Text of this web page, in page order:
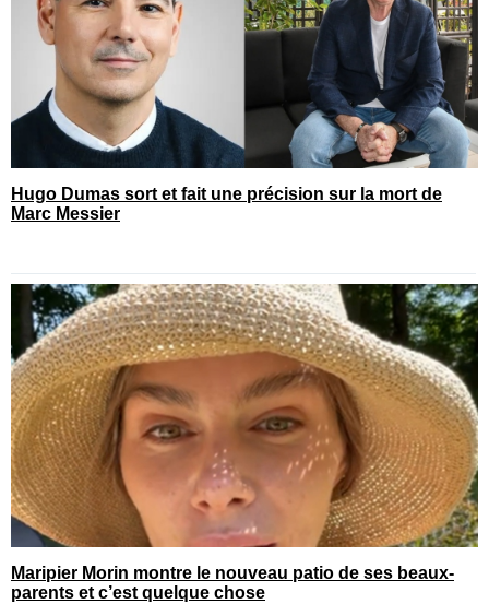
Hugo Dumas sort et fait une précision sur la mort de
Marc Messier
Maripier Morin montre le nouveau patio de ses beaux-
parents et c’est quelque chose